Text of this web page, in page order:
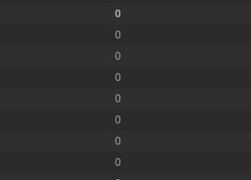
0
0
0
0
0
0
0
0